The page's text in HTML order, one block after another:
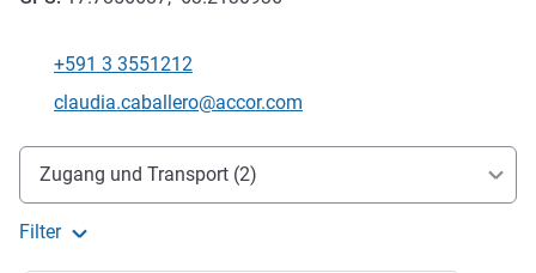
+591 3 3551212
Kontakt-E-Mail
claudia.caballero@accor.com
Erreichbarkeit und Anbindung
Zugang und Transport (2)
Filter